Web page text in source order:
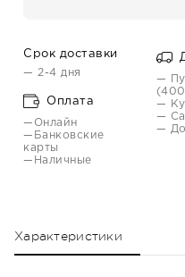
Срок доставки
— 2-4 дня
Оплата
—Онлайн
—Банковские
карты
—Наличные
—
—
—
—
Характеристики